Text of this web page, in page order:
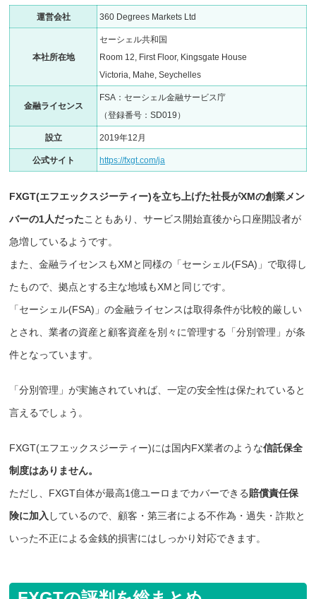
運営会社 360 Degrees Markets Ltd
本社所在地
セーシェル共和国
Room 12, First Floor, Kingsgate House
Victoria, Mahe, Seychelles
金融ライセンス
FSA：セーシェル金融サービス庁
（登録番号：SD019）
設立 2019年12月
公式サイト https://fxgt.com/ja
FXGT(エフエックスジーティー)を立ち上げた社長がXMの創業メン
バーの1人だったこともあり、サービス開始直後から口座開設者が
急増しているようです。
また、金融ライセンスもXMと同様の「セーシェル(FSA)」で取得し
たもので、拠点とする主な地域もXMと同じです。
「セーシェル(FSA)」の金融ライセンスは取得条件が比較的厳しい
とされ、業者の資産と顧客資産を別々に管理する「分別管理」が条
件となっています。
「分別管理」が実施されていれば、一定の安全性は保たれていると
言えるでしょう。
FXGT(エフエックスジーティー)には国内FX業者のような信託保全
制度はありません。
ただし、FXGT自体が最高1億ユーロまでカバーできる 賠償責任保
険に加入 しているので、顧客・第三者による不作為・過失・詐欺と
いった不正による金銭的損害にはしっかり対応できます。